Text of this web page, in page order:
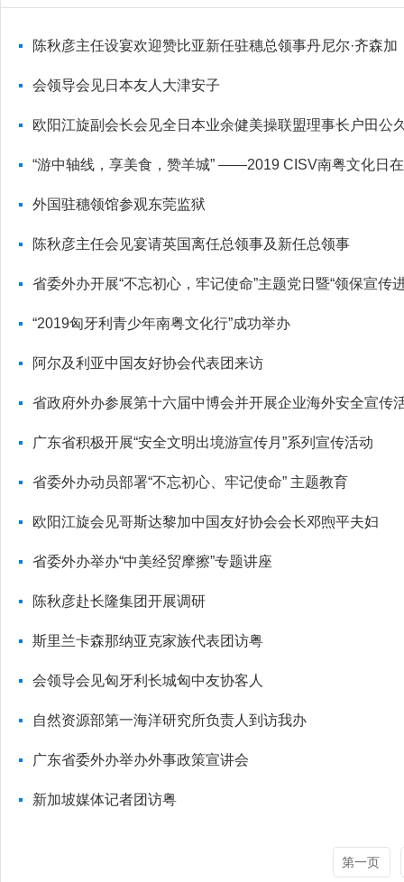
陈秋彦主任设宴欢迎赞比亚新任驻穗总领事丹尼尔·齐森加
会领导会见日本友人大津安子
欧阳江旋副会长会见全日本业余健美操联盟理事长户田公
“游中轴线，享美食，赞羊城” ——2019 CISV南粤文化日
外国驻穗领馆参观东莞监狱
陈秋彦主任会见宴请英国离任总领事及新任总领事
省委外办开展“不忘初心，牢记使命”主题党日暨“领保宣传
“2019匈牙利青少年南粤文化行”成功举办
阿尔及利亚中国友好协会代表团来访
省政府外办参展第十六届中博会并开展企业海外安全宣传
广东省积极开展“安全文明出境游宣传月”系列宣传活动
省委外办动员部署“不忘初心、牢记使命” 主题教育
欧阳江旋会见哥斯达黎加中国友好协会会长邓煦平夫妇
省委外办举办“中美经贸摩擦”专题讲座
陈秋彦赴长隆集团开展调研
斯里兰卡森那纳亚克家族代表团访粤
会领导会见匈牙利长城匈中友协客人
自然资源部第一海洋研究所负责人到访我办
广东省委外办举办外事政策宣讲会
新加坡媒体记者团访粤
第一页